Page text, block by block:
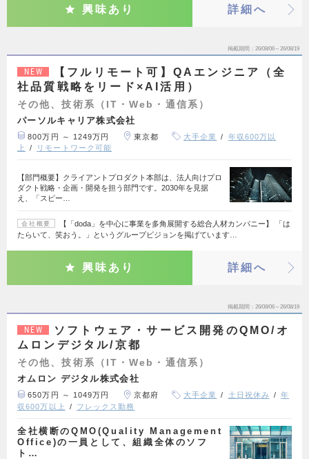
興味あり 詳細へ
掲載期間 26/08/06～26/08/19
NEW
【フルリモート可】QAエンジニア（全
社品質戦略をリード×AI活用）
その他、技術系（IT・Web・通信系）
パーソルキャリア株式会社
800万円 ～ 1249万円 東京都 大手企業
年収600万以
上
リモートワーク可能
【部門概要】クライアントプロダクト本部は、法人向けプロ
ダクト戦略・企画・開発を担う部門です。2030年を見据
え、「スピー…
会社概要
【「doda」を中心に事業を多角展開する総合人材カンパニー】 「は
たらいて、笑おう。」というグループビジョンを掲げています…
興味あり 詳細へ
掲載期間 26/08/06～26/08/19
NEW
ソフトウェア・サービス開発のQMO/オ
ムロンデジタル/京都
その他、技術系（IT・Web・通信系）
オムロン デジタル株式会社
650万円 ～ 1049万円 京都府 大手企業 土日祝休み
年
収600万以上
フレックス勤務
全社横断のQMO(Quality Management
Office)の一員として、組織全体のソフ
ト…